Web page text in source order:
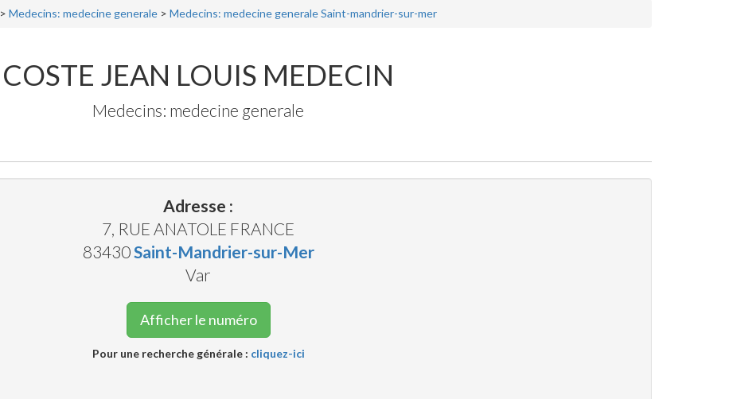
> Medecins: medecine generale > Medecins: medecine generale Saint-mandrier-sur-mer
COSTE JEAN LOUIS MEDECIN
Medecins: medecine generale
Adresse :
7, RUE ANATOLE FRANCE
83430Saint-Mandrier-sur-Mer
Var
Afficher le numéro
Pour une recherche générale : cliquez-ici